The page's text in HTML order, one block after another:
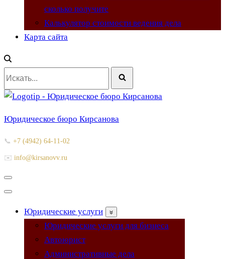
сколько получите
Калькулятор стоимости ведения дела
Карта сайта
Искать...
Юридическое бюро Кирсанова
📞 +7 (4942) 64-11-02
✉️ info@kirsanovv.ru
Меню
Меню
Юридические услуги
Юридические услуги для бизнеса
Автоюрист
Административные дела